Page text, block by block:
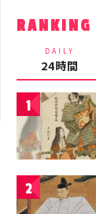
RANKING
DAILY
24時間
1
2